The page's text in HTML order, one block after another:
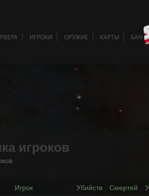
ИГРОКИ ОРУЖИЕ КАРТЫ БАН
игроков
Игрок Убийств Смертей